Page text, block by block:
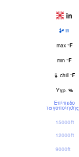
in
in
max °F
min °F
chill °F
Υγρ. %
Επίπεδο
παγοποίησης
9000ft
12000ft
15000ft